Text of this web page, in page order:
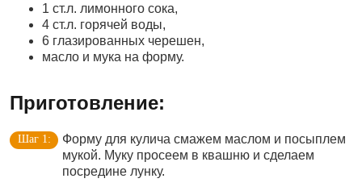
1 ст.л. лимонного сока,
4 ст.л. горячей воды,
6 глазированных черешен,
масло и мука на форму.
Приготовление:
Форму для кулича смажем маслом и посыплем
мукой. Муку просеем в квашню и сделаем
посредине лунку.